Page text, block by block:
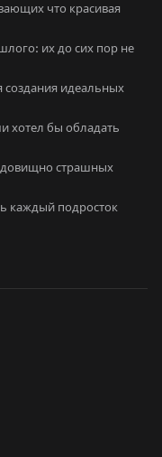
что красивая
их до сих пор не
создания идеальных
хотел бы обладать
страшных
каждый подросток